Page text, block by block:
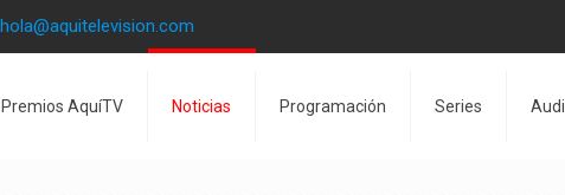
hola@aquitelevision.com
Premios AquíTV Noticias Programación Series